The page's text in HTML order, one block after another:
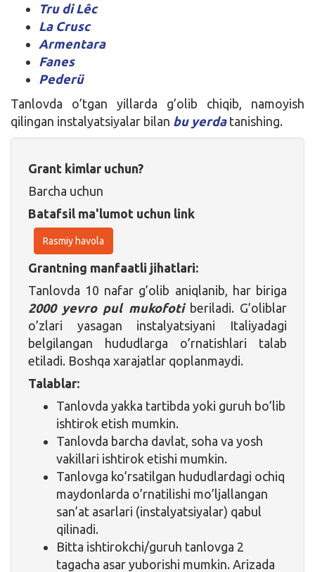
Tru di Lêc
La Crusc
Armentara
Fanes
Pederü
Tanlovda o’tgan yillarda g’olib chiqib, namoyish
qilingan instalyatsiyalar bilan bu yerdatanishing.
Grant kimlar uchun?
Barcha uchun
Batafsil ma'lumot uchun link
Rasmiy havola
Grantning manfaatli jihatlari:
Tanlovda 10 nafar g’olib aniqlanib, har biriga
2000 yevro pul mukofoti beriladi. G’oliblar
o’zlari yasagan instalyatsiyani Italiyadagi
belgilangan hududlarga o’rnatishlari talab
etiladi. Boshqa xarajatlar qoplanmaydi.
Talablar:
Tanlovda yakka tartibda yoki guruh bo’lib
ishtirok etish mumkin.
Tanlovda barcha davlat, soha va yosh
vakillari ishtirok etishi mumkin.
Tanlovga ko’rsatilgan hududlardagi ochiq
maydonlarda o’rnatilishi mo’ljallangan
san’at asarlari (instalyatsiyalar) qabul
qilinadi.
Bitta ishtirokchi/guruh tanlovga 2
tagacha asar yuborishi mumkin. Arizada